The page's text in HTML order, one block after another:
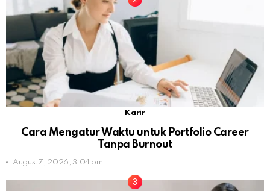
Karir
Cara Mengatur Waktu untuk Portfolio Career
Tanpa Burnout
August 7, 2026, 3:04 pm